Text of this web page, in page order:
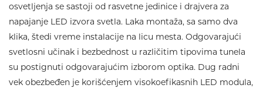
osvetljenja se sastoji od rasvetne jedinice i drajvera za
napajanje LED izvora svetla. Laka montaža, sa samo dva
klika, štedi vreme instalacije na licu mesta. Odgovarajući
svetlosni učinak i bezbednost u različitim tipovima tunela
su postignuti odgovarajućim izborom optika. Dug radni
vek obezbeđen je korišćenjem visokoefikasnih LED modula,